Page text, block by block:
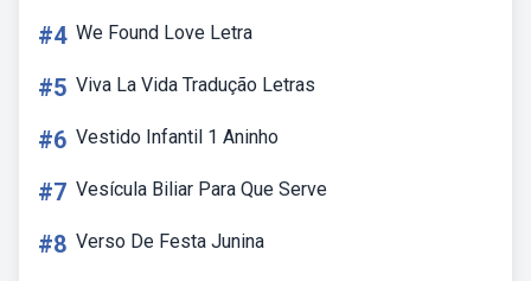
#4 We Found Love Letra
#5 Viva La Vida Tradução Letras
#6 Vestido Infantil 1 Aninho
#7 Vesícula Biliar Para Que Serve
#8 Verso De Festa Junina